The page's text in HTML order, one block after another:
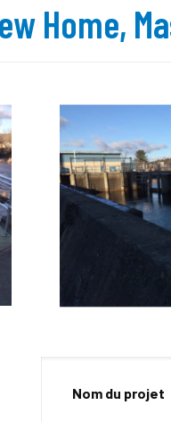
Home,
Nom du projet